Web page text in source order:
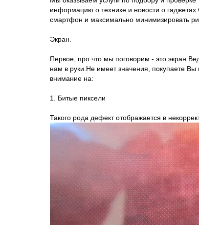
информацию о технике и новости о
смартфон и максимально минимизировать
Экран.
Первое, про что мы поговорим - это
нам в руки.Не имеет значения, покупаете
внимание на:
1. Битые пиксели
Такого рода дефект отображается в